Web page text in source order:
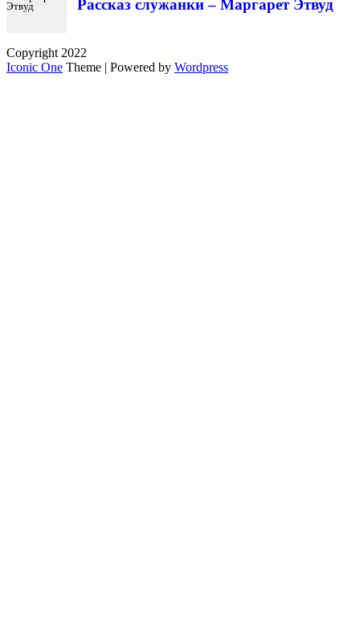
Рассказ служанки – Маргарет Этвуд
Copyright 2022
Iconic One Theme | Powered by Wordpress